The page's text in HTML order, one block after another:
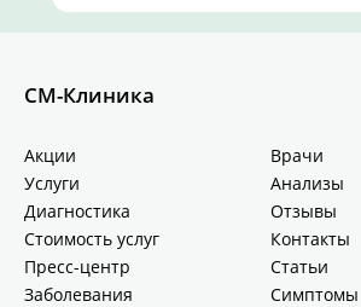
СМ-Клиника
Акции
Врачи
Услуги
Анализы
Диагностика
Отзывы
Стоимость услуг
Контакты
Пресс-центр
Статьи
Заболевания
Симптомы